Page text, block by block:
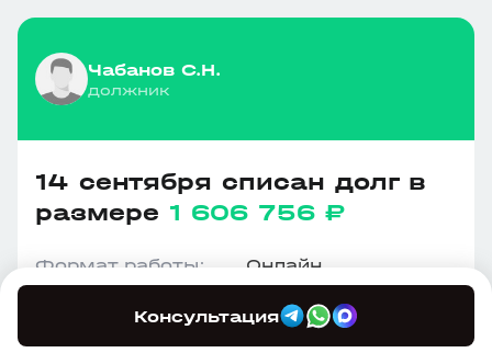
Чабанов С.Н.
должник
14 сентября списан долг в
размере 1 606 756 ₽
Формат работы:
Онлайн
Номер дела:
А32-3352/2023
Краснодарский
край
Результат работы:
Социальный статус
Консультация